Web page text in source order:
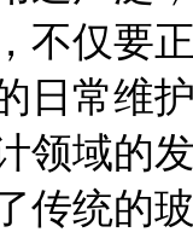
不仅要
日常维
领域的
传统的